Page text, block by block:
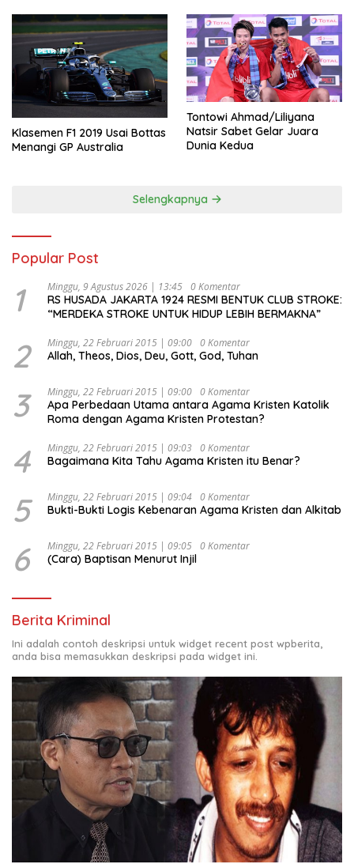
Klasemen F1 2019 Usai Bottas
Menangi GP Australia
Tontowi Ahmad/Liliyana
Natsir Sabet Gelar Juara
Dunia Kedua
Selengkapnya
Popular Post
1 Minggu, 9 Agustus 2026 | 13:45 0 Komentar
RS HUSADA JAKARTA 1924 RESMI BENTUK CLUB STROKE:
“MERDEKA STROKE UNTUK HIDUP LEBIH BERMAKNA”
2 Minggu, 22 Februari 2015 | 09:00 0 Komentar
Allah, Theos, Dios, Deu, Gott, God, Tuhan
3 Minggu, 22 Februari 2015 | 09:00 0 Komentar
Apa Perbedaan Utama antara Agama Kristen Katolik
Roma dengan Agama Kristen Protestan?
4 Minggu, 22 Februari 2015 | 09:03 0 Komentar
Bagaimana Kita Tahu Agama Kristen itu Benar?
5 Minggu, 22 Februari 2015 | 09:04 0 Komentar
Bukti-Bukti Logis Kebenaran Agama Kristen dan Alkitab
6 Minggu, 22 Februari 2015 | 09:05 0 Komentar
(Cara) Baptisan Menurut Injil
Berita Kriminal
Ini adalah contoh deskripsi untuk widget recent post wpberita,
anda bisa memasukkan deskripsi pada widget ini.